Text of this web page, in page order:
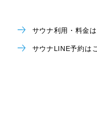
サウナ利用・料金
サウナLINE予約は